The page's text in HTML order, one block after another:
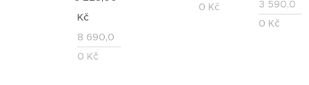
Kč
8 690,0
0 Kč
0 Kč
3 590,0
0 Kč